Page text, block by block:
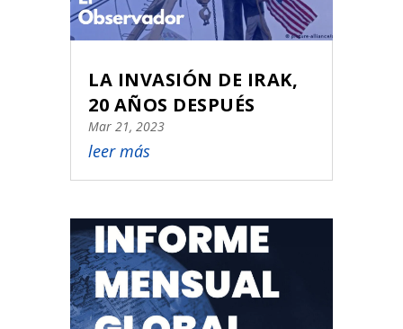
LA INVASIÓN DE IRAK,
20 AÑOS DESPUÉS
Mar 21, 2023
leer más